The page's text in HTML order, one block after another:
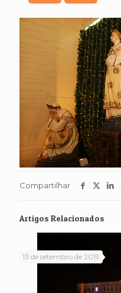
Compartilhar
Artigos Relacionados
13 de setembro de 2019